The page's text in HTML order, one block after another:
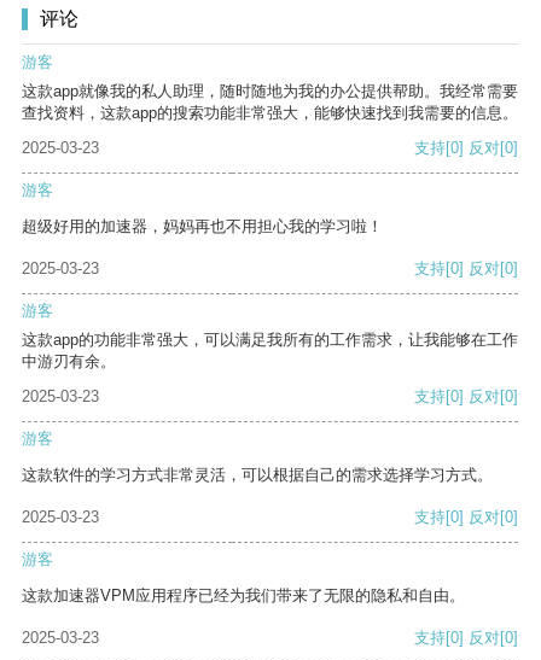
评论
游客
这款app就像我的私人助理，随时随地为我的办公提供帮助。我经常需要
查找资料，这款app的搜索功能非常强大，能够快速找到我需要的信息。
2025-03-23
支持[0] 反对[0]
游客
超级好用的加速器，妈妈再也不用担心我的学习啦！
2025-03-23 支持[0] 反对[0]
游客
这款app的功能非常强大，可以满足我所有的工作需求，让我能够在工作
中游刃有余。
2025-03-23
支持[0] 反对[0]
游客
这款软件的学习方式非常灵活，可以根据自己的需求选择学习方式。
2025-03-23 支持[0] 反对[0]
游客
这款加速器VPM应用程序已经为我们带来了无限的隐私和自由。
2025-03-23 支持[0] 反对[0]